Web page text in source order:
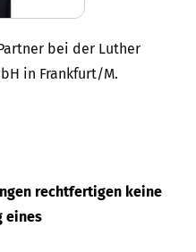
bei der Luther
in Frankfurt/M.
rechtfertigen keine
eines